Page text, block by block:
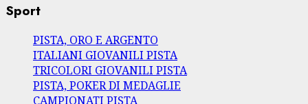
Sport
PISTA, ORO E ARGENTO
ITALIANI GIOVANILI PISTA
TRICOLORI GIOVANILI PISTA
PISTA, POKER DI MEDAGLIE
CAMPIONATI PISTA